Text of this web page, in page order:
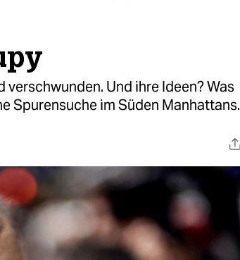
Und ihre Ideen? Was
Spurensuche im Süden Manhattans.